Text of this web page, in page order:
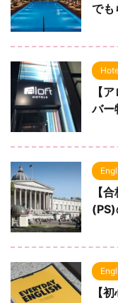
でも
【
バー
【
(PS)
【